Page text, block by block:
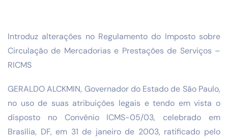
Introduz alterações no Regulamento do Imposto sobre
Circulação de Mercadorias e Prestações de Serviços –
RICMS
GERALDO ALCKMIN, Governador do Estado de São Paulo,
no uso de suas atribuições legais e tendo em vista o
disposto no Convênio ICMS-05/03, celebrado em
Brasília, DF, em 31 de janeiro de 2003, ratificado pelo